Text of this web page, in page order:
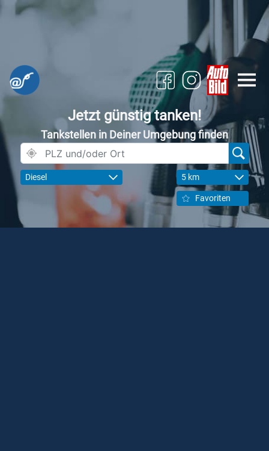
Jetzt günstig tanken!
Tankstellen in Deiner Umgebung finden
Diesel 5 km
Favoriten